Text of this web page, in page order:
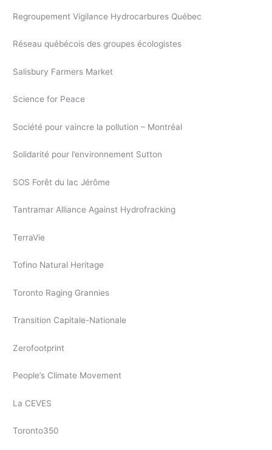
Regroupement Vigilance Hydrocarbures Québec
Réseau québécois des groupes écologistes
Salisbury Farmers Market
Science for Peace
Société pour vaincre la pollution – Montréal
Solidarité pour l’environnement Sutton
SOS Forêt du lac Jérôme
Tantramar Alliance Against Hydrofracking
TerraVie
Tofino Natural Heritage
Toronto Raging Grannies
Transition Capitale-Nationale
Zerofootprint
People’s Climate Movement
La CEVES
Toronto350